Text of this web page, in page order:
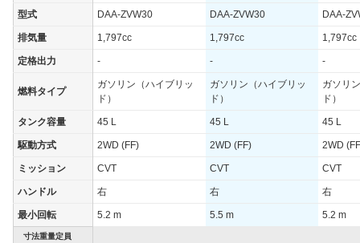
街地)
-
WLTCモード(郊
速道路)
JC08モード -
1015モード -
60km定地 -
装備オプション 装備詳細を見る
型式 DAA-ZVW30 DAA-ZVW30 DAA-
排気量 1,797cc 1,797cc 1,797cc
定格出力 - - -
燃料タイプ
ガソリン（ハイブリッ
ド）
ガソリン（ハイブリッ
ド）
ガソリ
ド）
タンク容量 45 L 45 L 45 L
駆動方式 2WD (FF) 2WD (FF) 2WD
ミッション CVT CVT CVT
ハンドル 右 右 右
最小回転 5.2 m 5.5 m 5.2 m
寸法重量定員